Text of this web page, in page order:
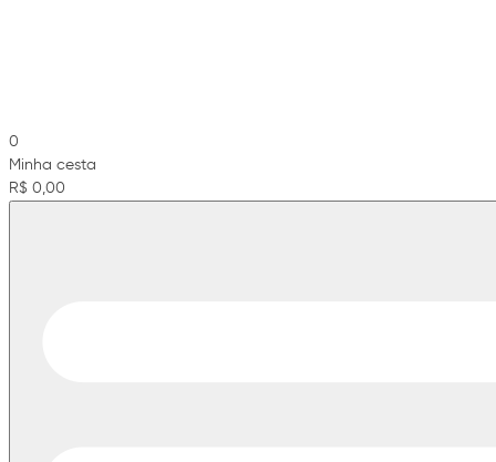
0
Minha cesta
R$ 0,00